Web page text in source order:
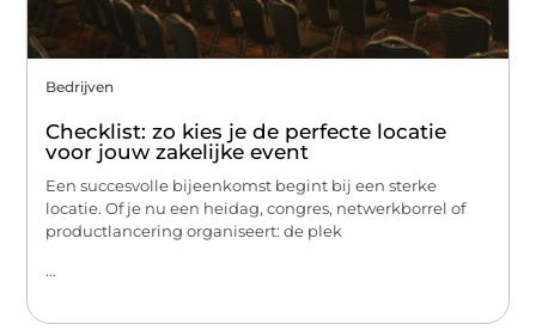
Bedrijven
Checklist: zo kies je de perfecte locatie
voor jouw zakelijke event
Een succesvolle bijeenkomst begint bij een sterke
locatie. Of je nu een heidag, congres, netwerkborrel of
productlancering organiseert: de plek
...